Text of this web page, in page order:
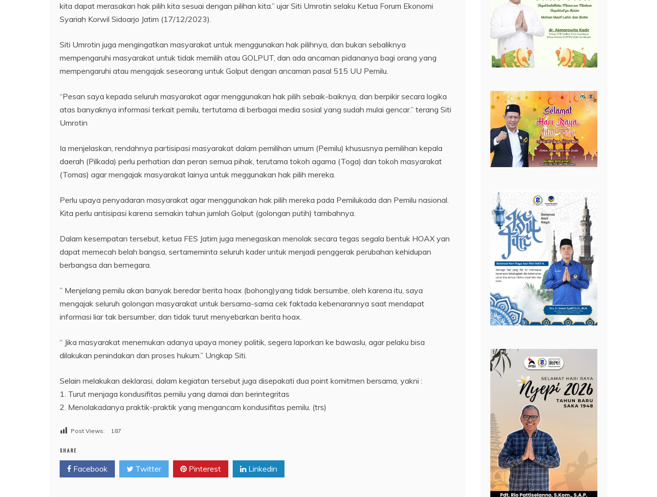
kita dapat merasakan hak pilih kita sesuai dengan pilihan kita.” ujar Siti Umrotin selaku Ketua Forum Ekonomi
Syariah Korwil Sidoarjo Jatim (17/12/2023).
Siti Umrotin juga mengingatkan masyarakat untuk menggunakan hak pilihnya, dan bukan sebaliknya
mempengaruhi masyarakat untuk tidak memilih atau GOLPUT, dan ada ancaman pidananya bagi orang yang
mempengaruhi atau mengajak seseorang untuk Golput dengan ancaman pasal 515 UU Pemilu.
“Pesan saya kepada seluruh masyarakat agar menggunakan hak pilih sebaik-baiknya, dan berpikir secara logika
atas banyaknya informasi terkait pemilu, tertutama di berbagai media sosial yang sudah mulai gencar.” terang Siti
Umrotin
Ia menjelaskan, rendahnya partisipasi masyarakat dalam pemilihan umum (Pemilu) khususnya pemilihan kepala
daerah (Pilkada) perlu perhatian dan peran semua pihak, terutama tokoh agama (Toga) dan tokoh masyarakat
(Tomas) agar mengajak masyarakat lainya untuk meggunakan hak pilih mereka.
Perlu upaya penyadaran masyarakat agar menggunakan hak pilih mereka pada Pemilukada dan Pemilu nasional.
Kita perlu antisipasi karena semakin tahun jumlah Golput (golongan putih) tambahnya.
Dalam kesempatan tersebut, ketua FES Jatim juga menegaskan menolak secara tegas segala bentuk HOAX yan
dapat memecah belah bangsa, sertameminta seluruh kader untuk menjadi penggerak perubahan kehidupan
berbangsa dan bernegara.
” Menjelang pemilu akan banyak beredar berita hoax (bohong)yang tidak bersumbe, oleh karena itu, saya
mengajak seluruh golongan masyarakat untuk bersama-sama cek faktada kebenarannya saat mendapat
informasi liar tak bersumber, dan tidak turut menyebarkan berita hoax.
“ Jika masyarakat menemukan adanya upaya money politik, segera laporkan ke bawaslu, agar pelaku bisa
dilakukan penindakan dan proses hukum.” Ungkap Siti.
Selain melakukan deklarasi, dalam kegiatan tersebut juga disepakati dua point komitmen bersama, yakni :
1. Turut menjaga kondusifitas pemilu yang damai dan berintegritas
2. Menolakadanya praktik-praktik yang mengancam kondusifitas pemilu. (trs)
Post Views: 187
SHARE
Facebook Twitter Pinterest Linkedin